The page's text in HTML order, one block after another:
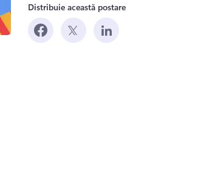
Distribuie această postare